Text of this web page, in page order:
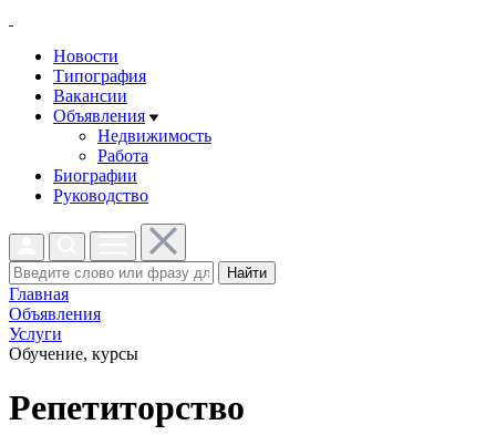
Новости
Типография
Вакансии
Объявления
Недвижимость
Работа
Биографии
Руководство
Найти
Главная
Объявления
Услуги
Обучение, курсы
Репетиторство